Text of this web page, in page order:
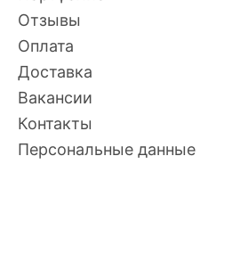
Отзывы
Оплата
Доставка
Вакансии
Контакты
Персональные данные